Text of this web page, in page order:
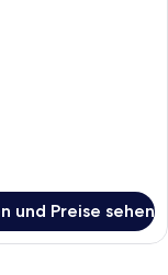
und Preise sehen